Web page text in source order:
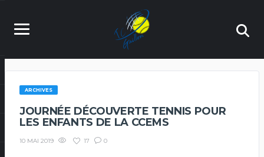
ARCHIVES
JOURNÉE DÉCOUVERTE TENNIS POUR
LES ENFANTS DE LA CCEMS
10 MAI 2019 17 0